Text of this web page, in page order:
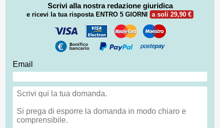
Scrivi alla nostra redazione giuridica
e ricevi la tua risposta ENTRO 5 GIORNI a soli 29,90 €
Email